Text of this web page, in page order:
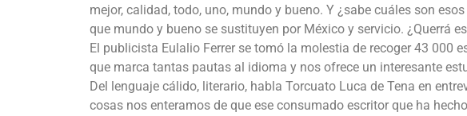
mejor, calidad, todo, uno, mundo y bueno. Y ¿sabe cuáles son
que mundo y bueno se sustituyen por México y servicio. ¿Querrá
El publicista Eulalio Ferrer se tomó la molestia de recoger 43 000
que marca tantas pautas al idioma y nos ofrece un interesante
Del lenguaje cálido, literario, habla Torcuato Luca de Tena en
cosas nos enteramos de que ese consumado escritor que ha